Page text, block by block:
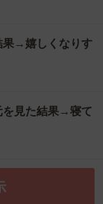
果→嬉しくなりす
を見た結果→寝て